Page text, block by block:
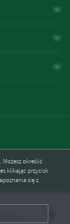
Możesz określić
klikając przycisk
się z